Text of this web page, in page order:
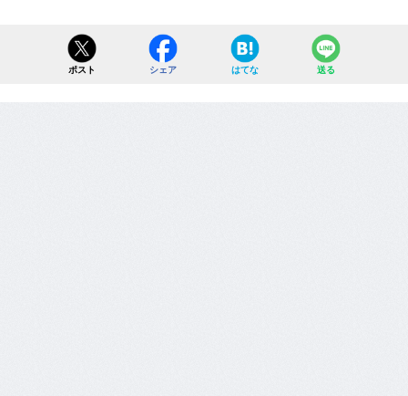
ポスト シェア はてな 送る